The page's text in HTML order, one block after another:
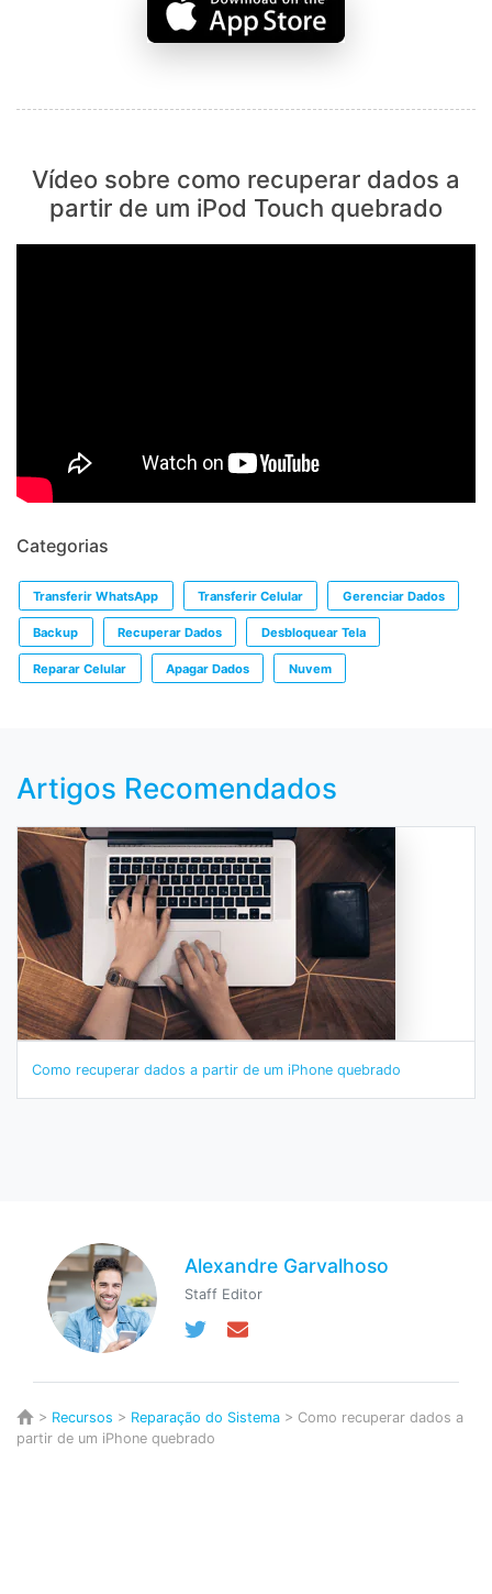
Vídeo sobre como recuperar dados a
partir de um iPod Touch quebrado
Categorias
Transferir WhatsApp Transferir Celular Gerenciar Dados
Backup Recuperar Dados Desbloquear Tela
Reparar Celular Apagar Dados Nuvem
Artigos Recomendados
Como recuperar dados a partir de um iPhone quebrado
Alexandre Garvalhoso
Staff Editor
> Recursos > Reparação do Sistema > Como recuperar dados a
partir de um iPhone quebrado